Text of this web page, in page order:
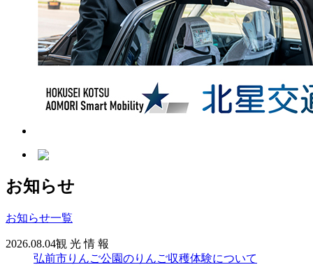
お知らせ
お知らせ一覧
2026.08.04観 光 情 報
弘前市りんご公園のりんご収穫体験について